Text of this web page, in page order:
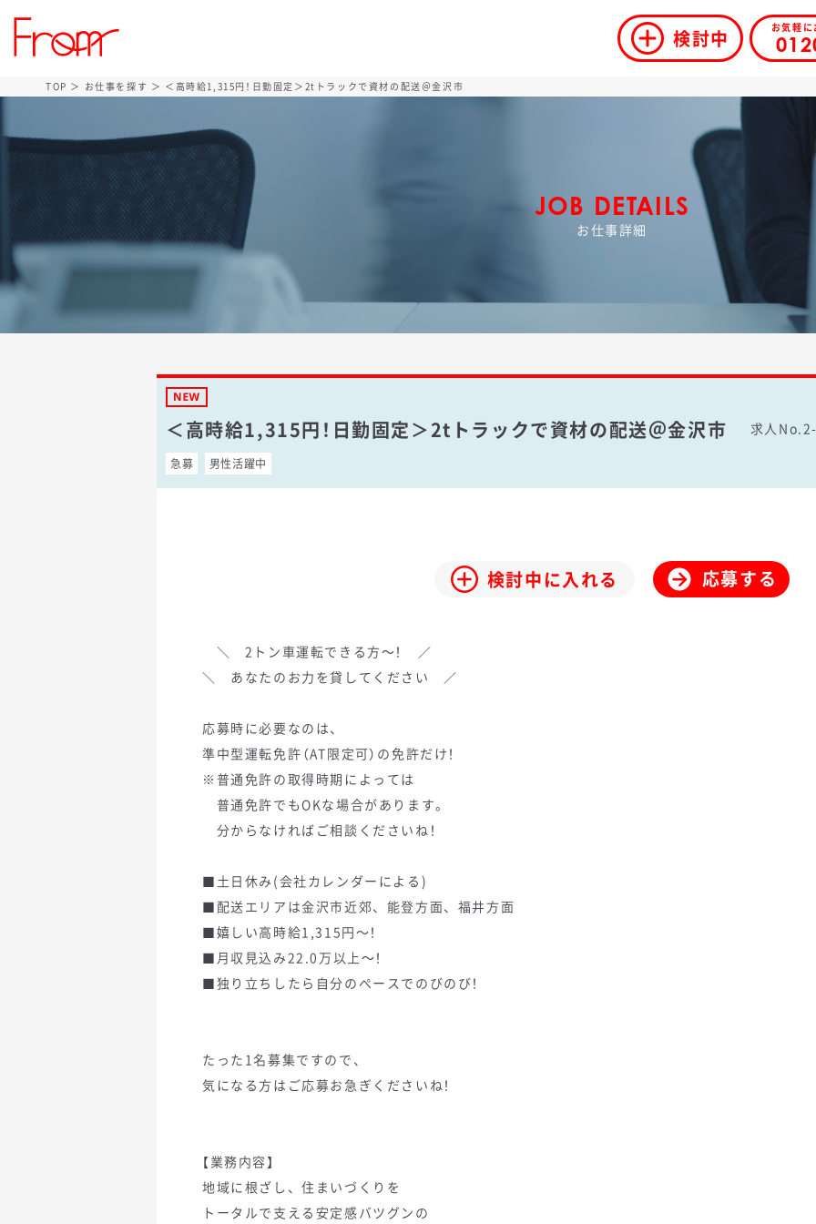
検討中 お気軽
TOP ＞ お仕事を探す ＞ ＜高時給1,315円！日勤固定＞2tトラックで資材の配送＠金沢市
JOB DETAILS
お仕事詳細
＜高時給1,315円！日勤固定＞2tトラックで資材の配送＠金沢市 求人
急募 男性活躍中
検討中に入れる 応募する
＼ 2トン車運転できる方～！ ／
＼ あなたのお力を貸してください ／
応募時に必要なのは、
準中型運転免許（AT限定可）の免許だけ！
※普通免許の取得時期によっては
普通免許でもOKな場合があります。
分からなければご相談くださいね！
■土日休み(会社カレンダーによる)
■配送エリアは金沢市近郊、能登方面、福井方面
■嬉しい高時給1,315円～！
■月収見込み22.0万以上～！
■独り立ちしたら自分のぺースでのびのび！
たった1名募集ですので、
気になる方はご応募お急ぎくださいね！
【業務内容】
地域に根ざし、住まいづくりを
トータルで支える安定感バツグンの